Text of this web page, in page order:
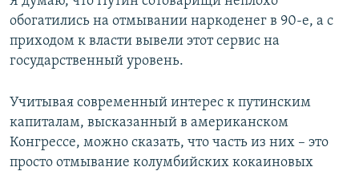
обогатились на отмывании наркоденег в 90-е, а с
приходом к власти вывели этот сервис на
государственный уровень.
Учитывая современный интерес к путинским
капиталам, высказанный в американском
Конгрессе, можно сказать, что часть из них – это
просто отмывание колумбийских кокаиновых